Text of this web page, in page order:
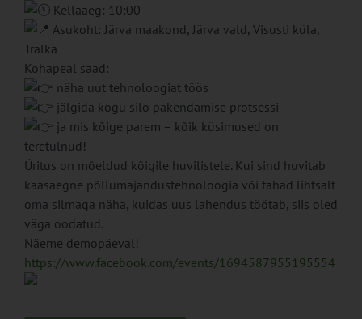
Kellaaeg: 10:00
Asukoht: Järva maakond, Järva vald, Visusti küla,
Tralka
Kohapeal saad:
näha uut tehnoloogiat töös
jälgida kogu silo pakendamise protsessi
ja mis kõige parem – kõik küsimused on
teretulnud!
Üritus on mõeldud kõigile huvilistele. Kui sind huvitab
kaasaegne põllumajandustehnoloogia või tahad lihtsalt
oma silmaga näha, kuidas uus lahendus töötab, siis oled
väga oodatud.
Näeme demopäeval!
https://www.facebook.com/events/1694587955195554